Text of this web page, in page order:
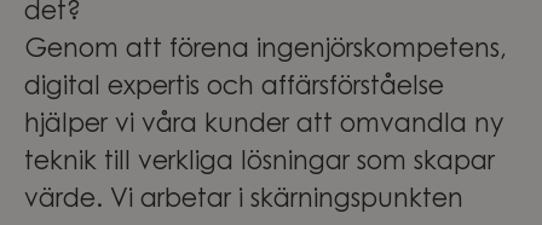
det?
Genom att förena ingenjörskompetens,
digital expertis och affärsförståelse
hjälper vi våra kunder att omvandla ny
teknik till verkliga lösningar som skapar
värde. Vi arbetar i skärningspunkten